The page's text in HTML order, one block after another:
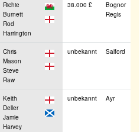
Richie
Burnett
Rod
Harrington
38.000 £
Bognor
Regis
Chris
Mason
Steve
Raw
unbekannt Salford
Keith
Deller
Jamie
Harvey
unbekannt Ayr